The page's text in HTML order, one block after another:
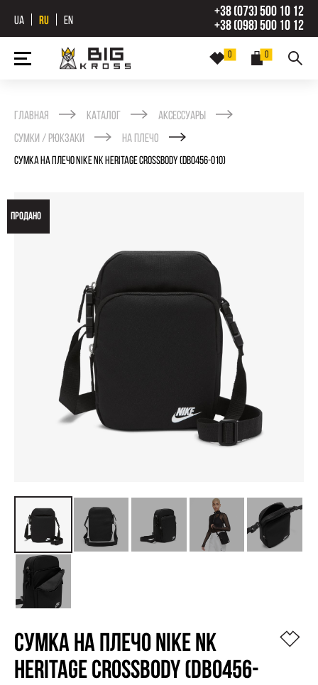
UA RU EN
+38 (073) 500 10 12
+38 (098) 500 10 12
0
0
Главная Каталог
Аксессуары
Сумки / рюкзаки
На плечо
СУМКА НА ПЛЕЧO NIKE NK HERITAGE CROSSBODY (DB0456-010)
ПРОДАНО
СУМКА НА ПЛЕЧO NIKE NK
HERITAGE CROSSBODY (DB0456-